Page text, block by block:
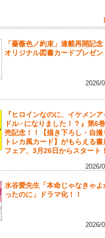
「薔薇色ノ約束」連載再開記念
オリジナル図書カードプレゼン
2026/
『ヒロインなのに、イケメンア
ドル♂になりました！？』第6
売記念！！【描き下ろし・自撮
トレカ風カード】がもらえる書
フェア、3月26日からスタート！
2026/
水谷愛先生「本命じゃなきゃよ
ったのに」ドラマ化！！
2026/